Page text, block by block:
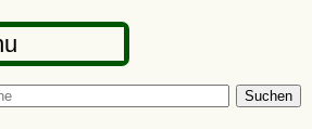
Suchen